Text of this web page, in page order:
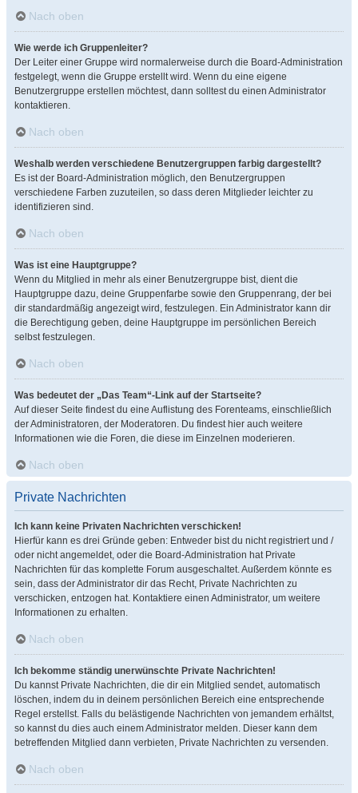
Nach oben
Wie werde ich Gruppenleiter?
Der Leiter einer Gruppe wird normalerweise durch die Board-Administration
festgelegt, wenn die Gruppe erstellt wird. Wenn du eine eigene
Benutzergruppe erstellen möchtest, dann solltest du einen Administrator
kontaktieren.
Nach oben
Weshalb werden verschiedene Benutzergruppen farbig dargestellt?
Es ist der Board-Administration möglich, den Benutzergruppen
verschiedene Farben zuzuteilen, so dass deren Mitglieder leichter zu
identifizieren sind.
Nach oben
Was ist eine Hauptgruppe?
Wenn du Mitglied in mehr als einer Benutzergruppe bist, dient die
Hauptgruppe dazu, deine Gruppenfarbe sowie den Gruppenrang, der bei
dir standardmäßig angezeigt wird, festzulegen. Ein Administrator kann dir
die Berechtigung geben, deine Hauptgruppe im persönlichen Bereich
selbst festzulegen.
Nach oben
Was bedeutet der „Das Team“-Link auf der Startseite?
Auf dieser Seite findest du eine Auflistung des Forenteams, einschließlich
der Administratoren, der Moderatoren. Du findest hier auch weitere
Informationen wie die Foren, die diese im Einzelnen moderieren.
Nach oben
Private Nachrichten
Ich kann keine Privaten Nachrichten verschicken!
Hierfür kann es drei Gründe geben: Entweder bist du nicht registriert und /
oder nicht angemeldet, oder die Board-Administration hat Private
Nachrichten für das komplette Forum ausgeschaltet. Außerdem könnte es
sein, dass der Administrator dir das Recht, Private Nachrichten zu
verschicken, entzogen hat. Kontaktiere einen Administrator, um weitere
Informationen zu erhalten.
Nach oben
Ich bekomme ständig unerwünschte Private Nachrichten!
Du kannst Private Nachrichten, die dir ein Mitglied sendet, automatisch
löschen, indem du in deinem persönlichen Bereich eine entsprechende
Regel erstellst. Falls du belästigende Nachrichten von jemandem erhältst,
so kannst du dies auch einem Administrator melden. Dieser kann dem
betreffenden Mitglied dann verbieten, Private Nachrichten zu versenden.
Nach oben